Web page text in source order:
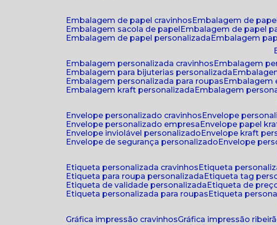
embalagem de papel cravinhos
embalagem de
embalagem sacola de papel
embalagem de papel
embalagem de papel personalizada
embalagem
embalagem personalizada cravinhos
embalagem
embalagem para bijuterias personalizada
embalagem personalizada para roupas
embalagem kraft personalizada
embalagem
envelope personalizado cravinhos
envelope
envelope personalizado empresa
envelope papel
envelope inviolável personalizado
envelope kraft
envelope de segurança personalizado
envelope
etiqueta personalizada cravinhos
etiqueta
etiqueta para roupa personalizada
etiqueta tag
etiqueta de validade personalizada
etiqueta de
etiqueta personalizada para roupas
etiqueta
gráfica impressão cravinhos
gráfica impressão